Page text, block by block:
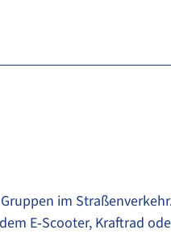
im
E‑Scooter, Kraftrad